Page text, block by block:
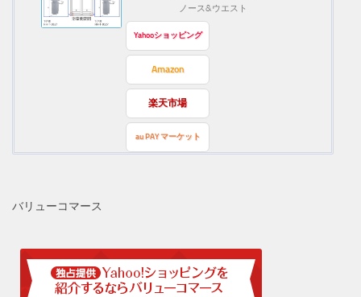
ノース&ウエスト
Yahooショッピング
Amazon
楽天市場
au PAY マーケット
バリューコマース